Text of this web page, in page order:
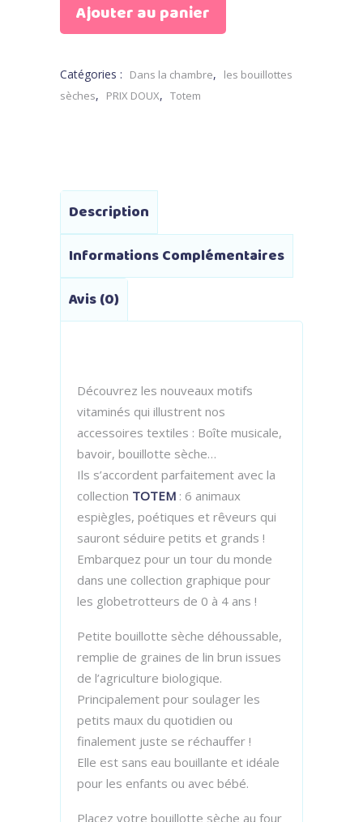
motif
quantity
Ajouter au panier
Catégories : Dans la chambre,
les bouillottes
sèches, PRIX DOUX, Totem
Description
Informations Complémentaires
Avis (0)
Découvrez les nouveaux motifs
vitaminés qui illustrent nos
accessoires textiles : Boîte musicale,
bavoir, bouillotte sèche…
Ils s’accordent parfaitement avec la
collection TOTEM : 6 animaux
espiègles, poétiques et rêveurs qui
sauront séduire petits et grands !
Embarquez pour un tour du monde
dans une collection graphique pour
les globetrotteurs de 0 à 4 ans !
Petite bouillotte sèche déhoussable,
remplie de graines de lin brun issues
de l’agriculture biologique.
Principalement pour soulager les
petits maux du quotidien ou
finalement juste se réchauffer !
Elle est sans eau bouillante et idéale
pour les enfants ou avec bébé.
Placez votre bouillotte sèche au four